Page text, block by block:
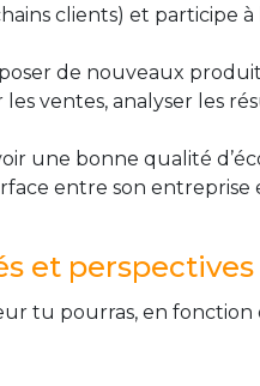
clients) et participe
de nouveaux
ventes, analyser les
une bonne qualité
entre son
et
tu pourras, en